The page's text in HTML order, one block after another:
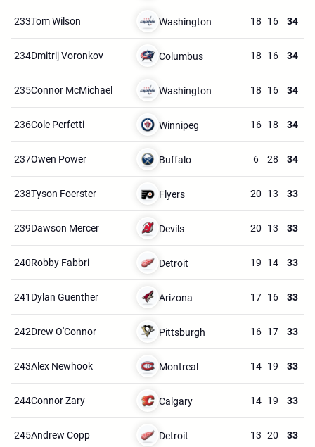
233.Tom Wilson Washington 18 16 34
234.Dmitrij Voronkov Columbus 18 16 34
235.Connor McMichael Washington 18 16 34
236.Cole Perfetti Winnipeg 16 18 34
237.Owen Power Buffalo 6 28 34
238.Tyson Foerster Flyers 20 13 33
239.Dawson Mercer Devils 20 13 33
240.Robby Fabbri Detroit 19 14 33
241.Dylan Guenther Arizona 17 16 33
242.Drew O'Connor Pittsburgh 16 17 33
243.Alex Newhook Montreal 14 19 33
244.Connor Zary Calgary 14 19 33
245.Andrew Copp Detroit 13 20 33